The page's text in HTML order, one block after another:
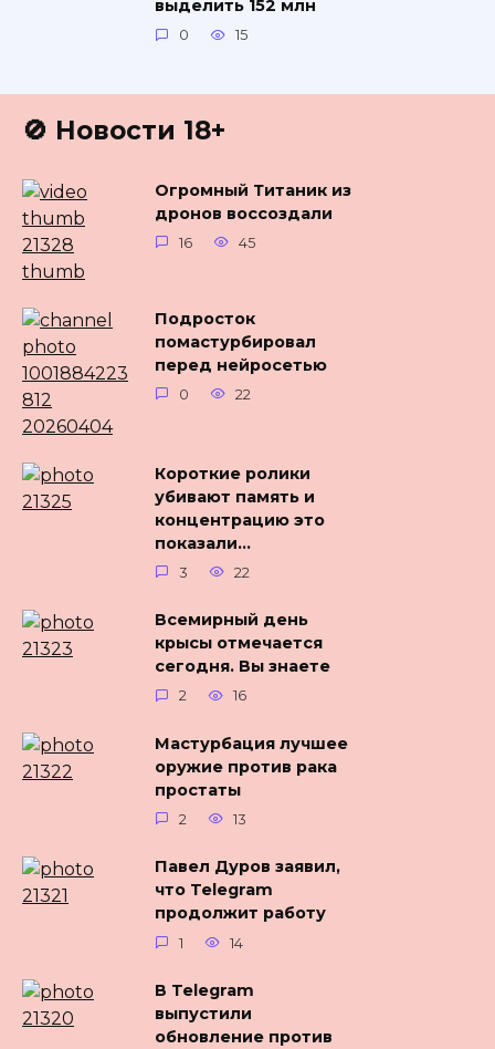
выделить 152 млн
0 15
🚫 Новости 18+
Огромный Титаник из
дронов воссоздали
16 45
Подросток
помастурбировал
перед нейросетью
0 22
Короткие ролики
убивают память и
концентрацию это
показали…
3 22
Всемирный день
крысы отмечается
сегодня. Вы знаете
2 16
Мастурбация лучшее
оружие против рака
простаты
2 13
Павел Дуров заявил,
что Telegram
продолжит работу
1 14
В Telegram
выпустили
обновление против